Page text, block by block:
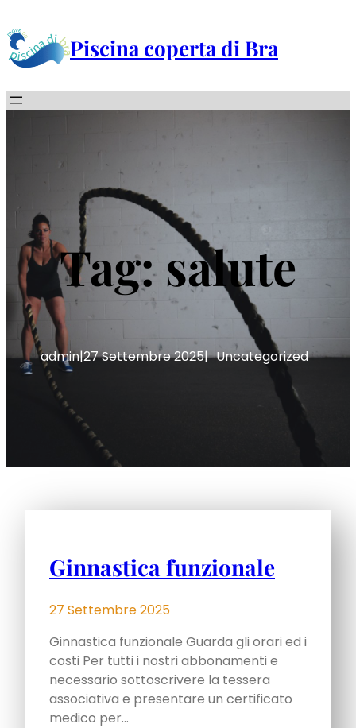
al
contenutoPiscina coperta di Bra
Tag:salute
admin|27 Settembre 2025| Uncategorized
Ginnastica funzionale
27 Settembre 2025
Ginnastica funzionale Guarda gli orari ed i
costi Per tutti i nostri abbonamenti e
necessario sottoscrivere la tessera
associativa e presentare un certificato
medico per…